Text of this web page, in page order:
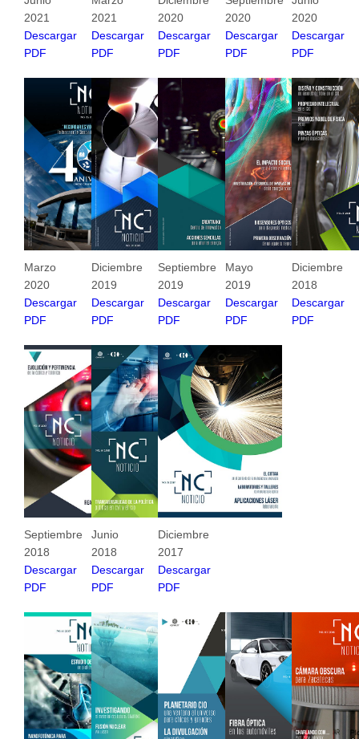
2021
Descargar
PDF
2021
Descargar
PDF
2020
Descargar
PDF
2020
Descargar
PDF
2020
Descargar
PDF
Marzo
2020
Descargar
PDF
Diciembre
2019
Descargar
PDF
Septiembre
2019
Descargar
PDF
Mayo
2019
Descargar
PDF
Diciembre
2018
Descargar
PDF
Septiembre
2018
Descargar
PDF
Junio
2018
Descargar
PDF
Diciembre
2017
Descargar
PDF